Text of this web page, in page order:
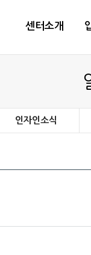
센터소개
인자인소식